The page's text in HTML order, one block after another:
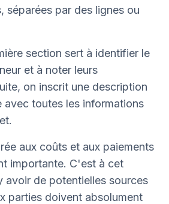
séparées par des lignes ou
section sert à identifier le
et à noter leurs
on inscrit une description
avec toutes les informations
aux coûts et aux paiements
importante. C'est à cet
avoir de potentielles sources
parties doivent absolument